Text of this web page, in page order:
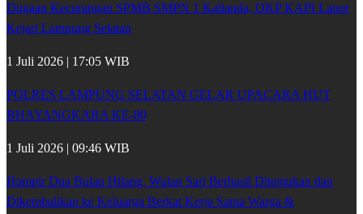
Dugaan Kecurangan SPMB SMPN 1 Kalianda, OKP KAPI Lapor
Kejari Lampung Selatan
1 Juli 2026 | 17:05 WIB
POLRES LAMPUNG SELATAN GELAR UPACARA HUT
BHAYANGKARA KE-80
1 Juli 2026 | 09:46 WIB
Hampir Dua Bulan Hilang, Wulan Sari Berhasil Ditemukan dan
Dikembalikan ke Keluarga Berkat Kerja Sama Warga &